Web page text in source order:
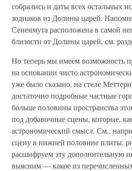
собрались и даты всех остальных
зодиаков из Долины царей.
Сененмута расположена в самой
близости от Долины царей, см.
Но теперь мы имеем возможность
на основании чисто
уже было сказано, на стеле
достаточно подробные частные
больше половины пространства
под добавочные сцены, которые,
астрономический смысл. См.,
сцену в нижней половине плиты,
расшифруем эту дополнительную
выясним — какое из